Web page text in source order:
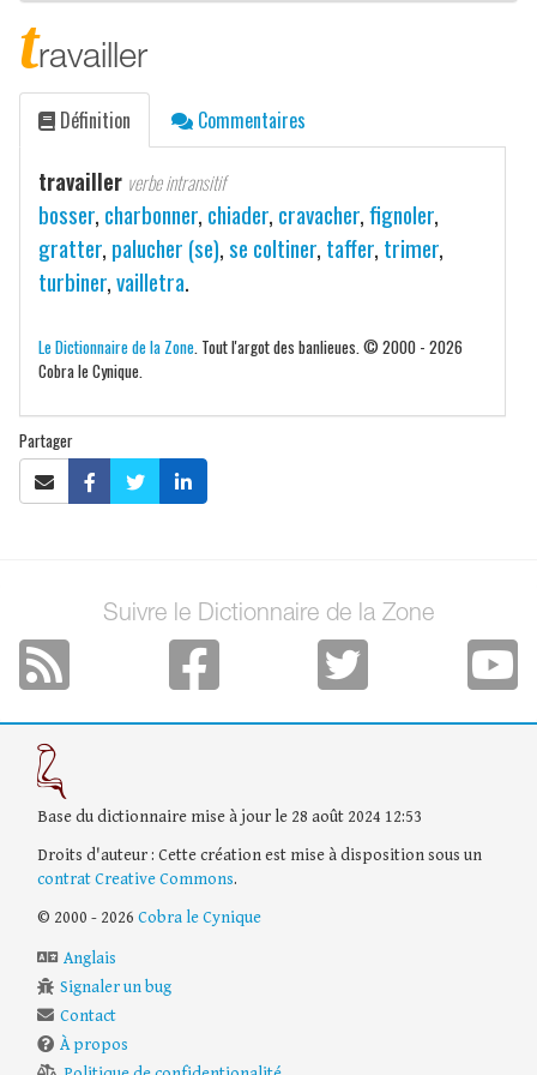
travailler
Définition Commentaires
travailler verbe intransitif
bosser, charbonner, chiader, cravacher,fignoler,
gratter, palucher (se),se coltiner, taffer, trimer,
turbiner,vailletra.
Le Dictionnaire de la Zone . Tout l'argot des banlieues. © 2000 - 2026
Cobra le Cynique.
Partager
Suivre le Dictionnaire de la Zone
Base du dictionnaire mise à jour le 28 août 2024 12:53
Droits d'auteur : Cette création est mise à disposition sous un
contrat Creative Commons.
© 2000 - 2026 Cobra le Cynique
Anglais
Signaler un bug
Contact
À propos